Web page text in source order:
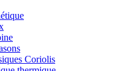
Coriolis